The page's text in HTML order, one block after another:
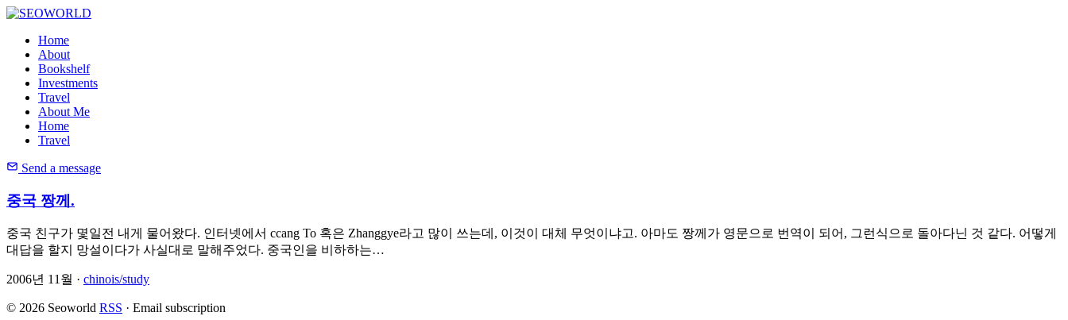
Home
About
Bookshelf
Investments
Travel
About Me
Home
Travel
Send a message
중국 짱께.
중국 친구가 몇일전 내게 물어왔다. 인터넷에서 ccang To 혹은 Zhanggye라고 많이 쓰는데, 이것이 대체 무엇이냐고. 아마도 짱께가 영문으로 번역이 되어, 그런식으로 돌아다닌 것 같다. 어떻게
대답을 할지 망설이다가 사실대로 말해주었다. 중국인을 비하하는…
2006년 11월 · chinois/study
© 2026 Seoworld RSS · Email subscription